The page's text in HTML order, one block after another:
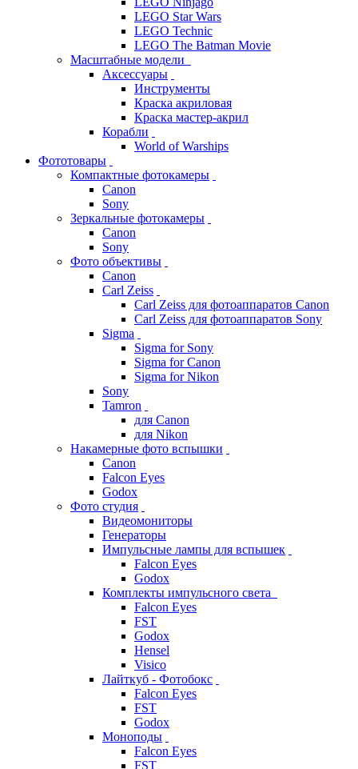
LEGO Star Wars
LEGO Technic
LEGO The Batman Movie
Масштабные модели
Аксессуары
Инструменты
Краска акриловая
Краска мастер-акрил
Корабли
World of Warships
Фототовары
Компактные фотокамеры
Canon
Sony
Зеркальные фотокамеры
Canon
Sony
Фото объективы
Canon
Carl Zeiss
Carl Zeiss для фотоаппаратов Canon
Carl Zeiss для фотоаппаратов Sony
Sigma
Sigma for Sony
Sigma for Canon
Sigma for Nikon
Sony
Tamron
для Canon
для Nikon
Накамерные фото вспышки
Canon
Falcon Eyes
Godox
Фото студия
Видеомониторы
Генераторы
Импульсные лампы для вспышек
Falcon Eyes
Godox
Комплекты импульсного света
Falcon Eyes
FST
Godox
Hensel
Visico
Лайткуб - Фотобокс
Falcon Eyes
FST
Godox
Моноподы
Falcon Eyes
FST